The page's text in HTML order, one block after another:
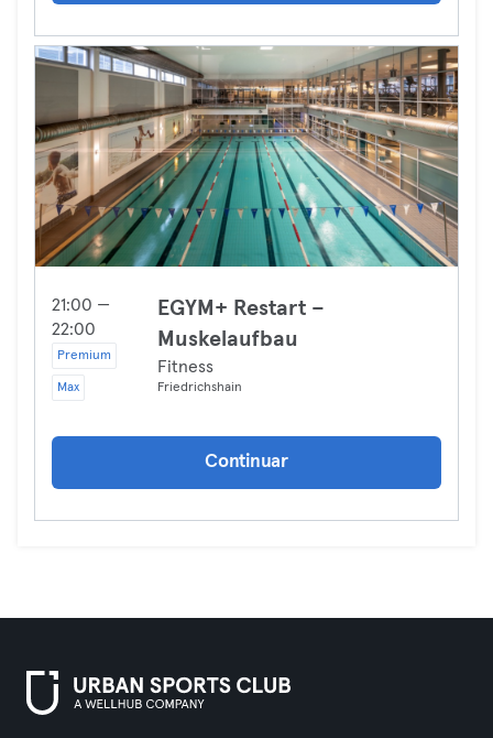
21:00 —
22:00
Premium
Max
EGYM+ Restart –
Muskelaufbau
Fitness
Friedrichshain
Continuar